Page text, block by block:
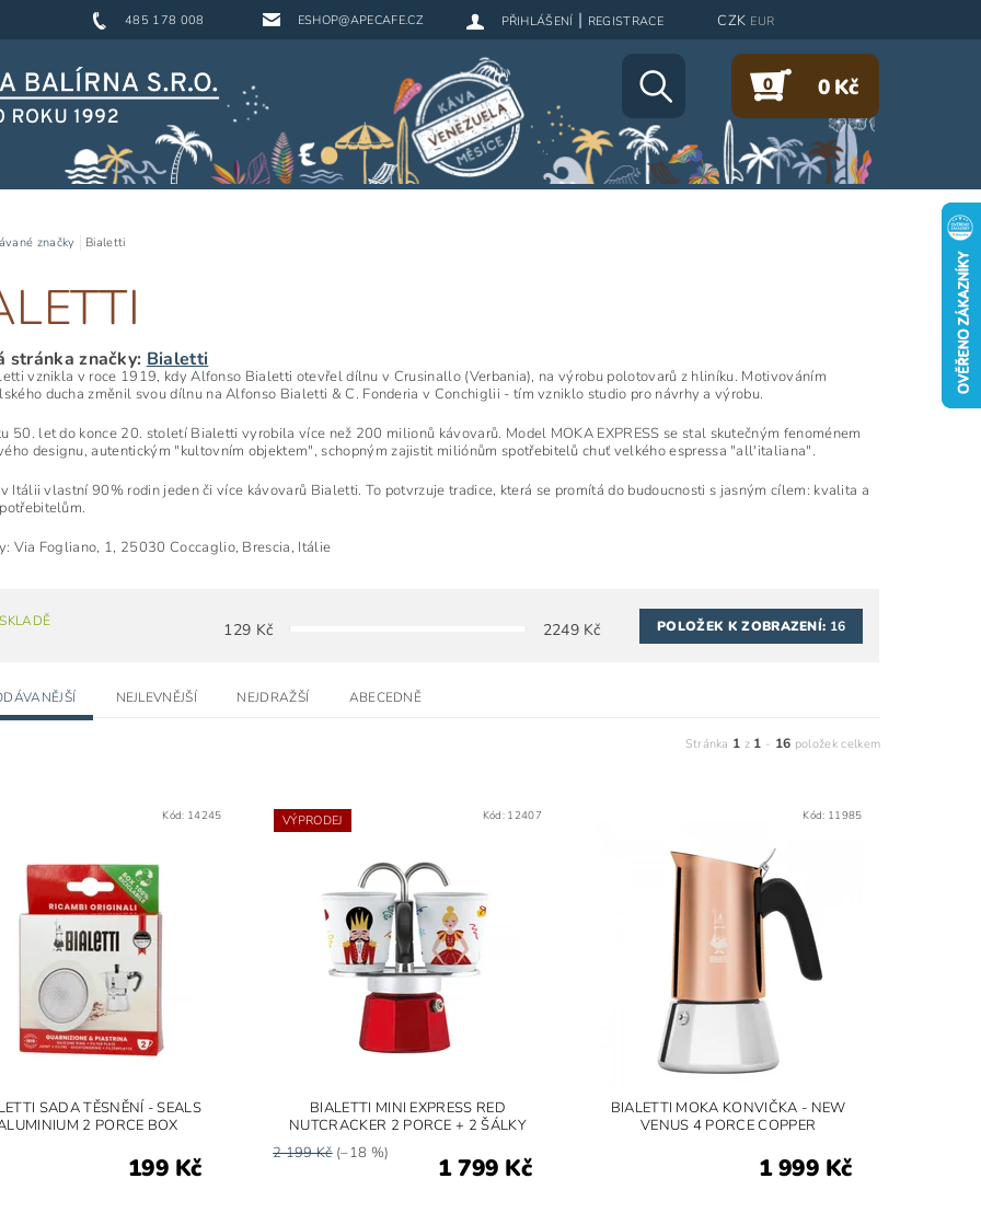
485 178 008 ESHOP@APECAFE.CZ CZK EUR
PŘIHLÁŠENÍ | REGISTRACE
0 0 Kč
značky Bialetti
stránka značky: Bialetti
vznikla v roce 1919, kdy Alfonso Bialetti otevřel dílnu v Crusinallo (Verbania), na výrobu polotovarů z hliníku. Motivováním
ducha změnil svou dílnu na Alfonso Bialetti & C. Fonderia v Conchiglii - tím vzniklo studio pro návrhy a výrobu.
50. let do konce 20. století Bialetti vyrobila více než 200 milionů kávovarů. Model MOKA EXPRESS se stal skutečným fenoménem
designu, autentickým "kultovním objektem", schopným zajistit miliónům spotřebitelů chuť velkého espressa "all'italiana".
Itálii vlastní 90% rodin jeden či více kávovarů Bialetti. To potvrzuje tradice, která se promítá do budoucnosti s jasným cílem: kvalita a
Via Fogliano, 1, 25030 Coccaglio, Brescia, Itálie
129 Kč 2249Kč POLOŽEK K ZOBRAZENÍ: 16
NEJLEVNĚJŠÍ NEJDRAŽŠÍ ABECEDNĚ
Stránka 1 z 1 - 16 položek celkem
Kód: 14245
SADA TĚSNĚNÍ - SEALS
2 PORCE BOX
199 Kč
VÝPRODEJ Kód: 12407
BIALETTI MINI EXPRESS RED
NUTCRACKER 2 PORCE + 2 ŠÁLKY
2 199 Kč(–18 %) 1 799 Kč
Kód: 11985
BIALETTI MOKA KONVIČKA - NEW
VENUS 4 PORCE COPPER
1 999 Kč